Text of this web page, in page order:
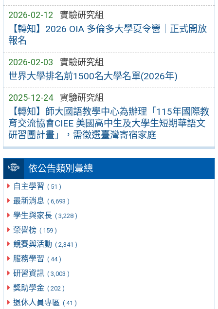
2026-02-12 實驗研究組
【轉知】2026 OIA 多倫多大學夏令營｜正式開放
報名
2026-02-03 實驗研究組
世界大學排名前1500名大學名單(2026年)
2025-12-24 實驗研究組
【轉知】師大國語教學中心為辦理「115年國際教
育交流協會CIEE 美國高中生及大學生短期華語文
研習團計畫」，需徵選臺灣寄宿家庭
依公告類別彙總
自主學習 ( 51 )
最新消息 ( 6,693 )
學生與家長 ( 3,228 )
榮譽榜 ( 159 )
競賽與活動 ( 2,341 )
服務學習 ( 44 )
研習資訊 ( 3,003 )
獎助學金 ( 202 )
退休人員專區 ( 41 )